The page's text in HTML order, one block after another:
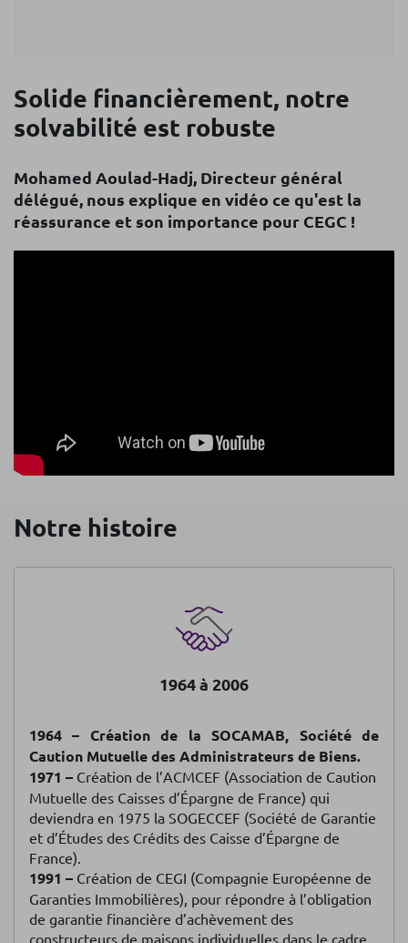
Solide financièrement, notre
solvabilité est robuste
Mohamed Aoulad-Hadj, Directeur général
délégué, nous explique en vidéo ce qu'est la
réassurance et son importance pour CEGC !
Notre histoire
1964 à 2006
1964 – Création de la SOCAMAB, Société de
Caution Mutuelle des Administrateurs de Biens.
1971 – Création de l’ACMCEF (Association de Caution
Mutuelle des Caisses d’Épargne de France) qui
deviendra en 1975 la SOGECCEF (Société de Garantie
et d’Études des Crédits des Caisse d’Épargne de
France).
1991 – Création de CEGI (Compagnie Européenne de
Garanties Immobilières), pour répondre à l’obligation
de garantie financière d’achèvement des
constructeurs de maisons individuelles dans le cadre